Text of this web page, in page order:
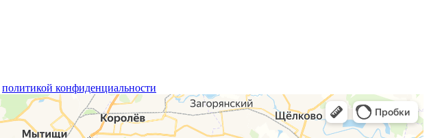
политикой конфиденциальности